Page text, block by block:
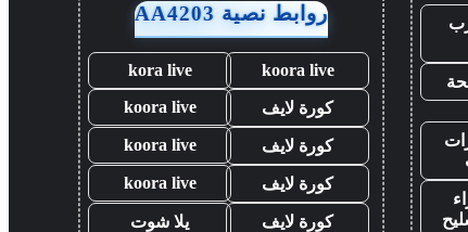
روابط نصية AA4203
koora live
kora live
كورة لايف koora live
كورة لايف koora live
كورة لايف koora live
كورة لايف
يلا شوت